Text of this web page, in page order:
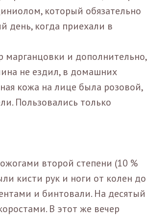
который обязательно
день, когда приехали в
марганцовки и дополнительно,
не ездил, в домашних
кожа на лице была розовой,
Пользовались только
второй степени (10 %
кисти рук и ноги от колен до
и бинтовали. На десятый
В этот же вечер